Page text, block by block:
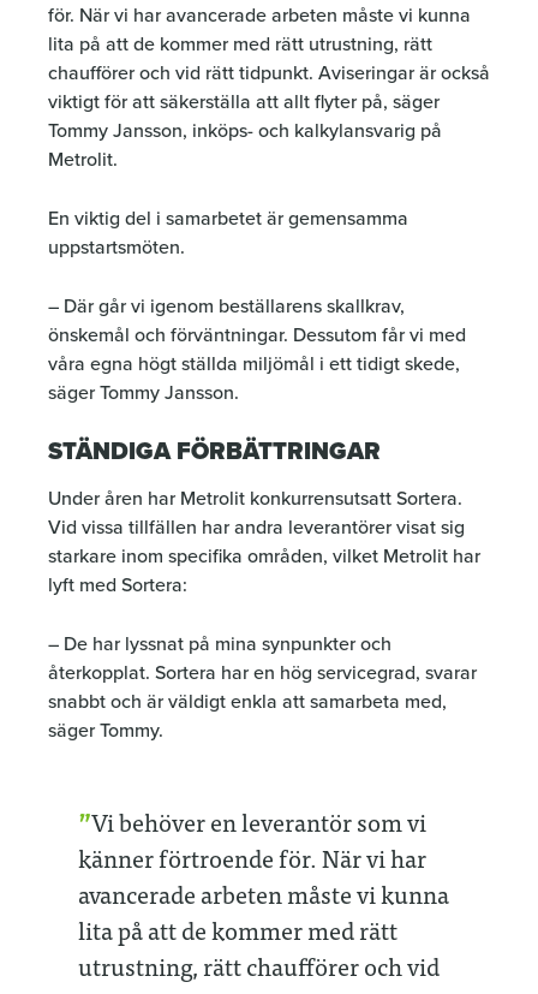
för. När vi har avancerade arbeten måste vi kunna
lita på att de kommer med rätt utrustning, rätt
chaufförer och vid rätt tidpunkt. Aviseringar är också
viktigt för att säkerställa att allt flyter på, säger
Tommy Jansson, inköps- och kalkylansvarig på
Metrolit.
En viktig del i samarbetet är gemensamma
uppstartsmöten.
– Där går vi igenom beställarens skallkrav,
önskemål och förväntningar. Dessutom får vi med
våra egna högt ställda miljömål i ett tidigt skede,
säger Tommy Jansson.
STÄNDIGA FÖRBÄTTRINGAR
Under åren har Metrolit konkurrensutsatt Sortera.
Vid vissa tillfällen har andra leverantörer visat sig
starkare inom specifika områden, vilket Metrolit har
lyft med Sortera:
– De har lyssnat på mina synpunkter och
återkopplat. Sortera har en hög servicegrad, svarar
snabbt och är väldigt enkla att samarbeta med,
säger Tommy.
Vi behöver en leverantör som vi
känner förtroende för. När vi har
avancerade arbeten måste vi kunna
lita på att de kommer med rätt
utrustning, rätt chaufförer och vid